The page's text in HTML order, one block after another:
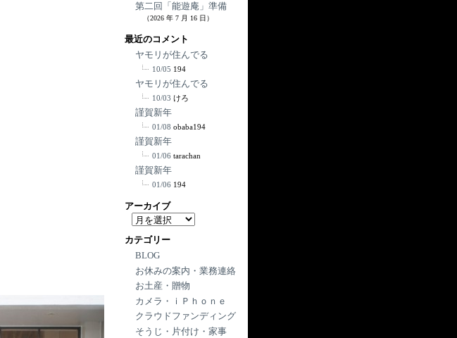
第二回「能遊庵」準備
（2026 年 7 月 16 日）
最近のコメント
ヤモリが住んでる
10/05 194
ヤモリが住んでる
10/03 けろ
謹賀新年
01/08 obaba194
謹賀新年
01/06 tarachan
謹賀新年
01/06 194
アーカイブ
ア
カ
イ
ブ
カテゴリー
BLOG
お休みの案内・業務連絡
お土産・贈物
カメラ・ｉＰｈｏｎｅ
クラウドファンディング
そうじ・片付け・家事